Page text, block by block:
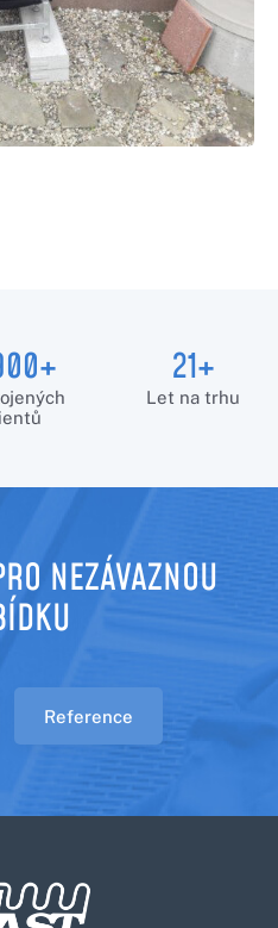
21+
Let na trhu
NEZÁVAZNOU
Reference